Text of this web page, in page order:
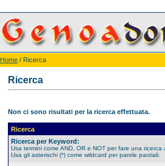
Home / Ricerca
Ricerca
Non ci sono risultati per la ricerca effettuata.
Ricerca
Ricerca per Keyword:
Usa termini come AND, OR e NOT per fare una ricerca
Usa gli asterischi (*) come wildcard per parole parziali.